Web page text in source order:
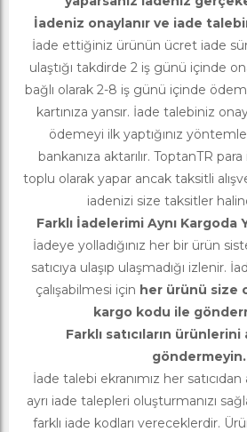
İadeniz onaylanır ve iade
İade ettiğiniz ürünün ücret iade
ulaştığı takdirde 2 iş günü içinde
bağlı olarak 2-8 iş günü içinde
kartınıza yansır. İade talebiniz
ödemeyi ilk yaptığınız
bankanıza aktarılır. ToptanTR
toplu olarak yapar ancak taksitli
iadenizi size taksitler
Farklı İadelerimi Aynı Kargoda
İadeye yolladığınız her bir ürün
satıcıya ulaşıp ulaşmadığı izlenir.
çalışabilmesi için her ürünü size
kargo kodu ile
Farklı satıcıların ürünlerini
göndermeyin.
İade talebi ekranımız her satıcıdan
ayrı iade talepleri oluşturmanızı
farklı iade kodları vereceklerdir.